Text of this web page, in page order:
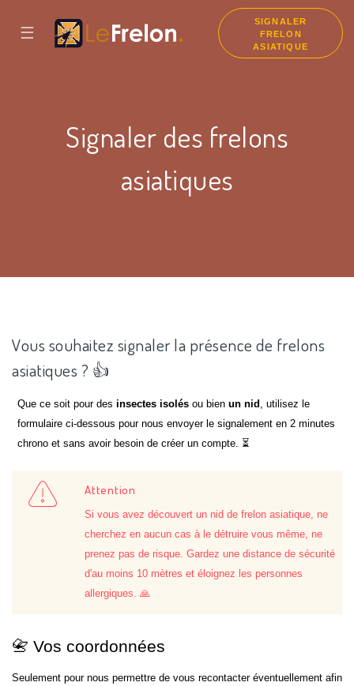
☰
SIGNALER
FRELON
ASIATIQUE
Signaler des frelons
asiatiques
Vous souhaitez signaler la présence de frelons
asiatiques ? 👍
Que ce soit pour desinsectes isolés ou bienun nid , utilisez le
formulaire ci-dessous pour nous envoyer le signalement en 2 minutes
chrono et sans avoir besoin de créer un compte. ⏳
Attention
Si vous avez découvert un nid de frelon asiatique, ne
cherchez en aucun cas à le détruire vous même, ne
prenez pas de risque. Gardez une distance de sécurité
d'au moins 10 mètres et éloignez les personnes
allergiques. 🙏
📇 Vos coordonnées
Seulement pour nous permettre de vous recontacter éventuellement afin